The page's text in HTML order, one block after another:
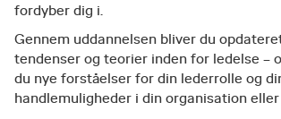
fordyber dig i.
Gennem uddannelsen bliver du
tendenser og teorier inden for ledelse –
du nye forståelser for din lederrolle og
handlemuligheder i din organisation